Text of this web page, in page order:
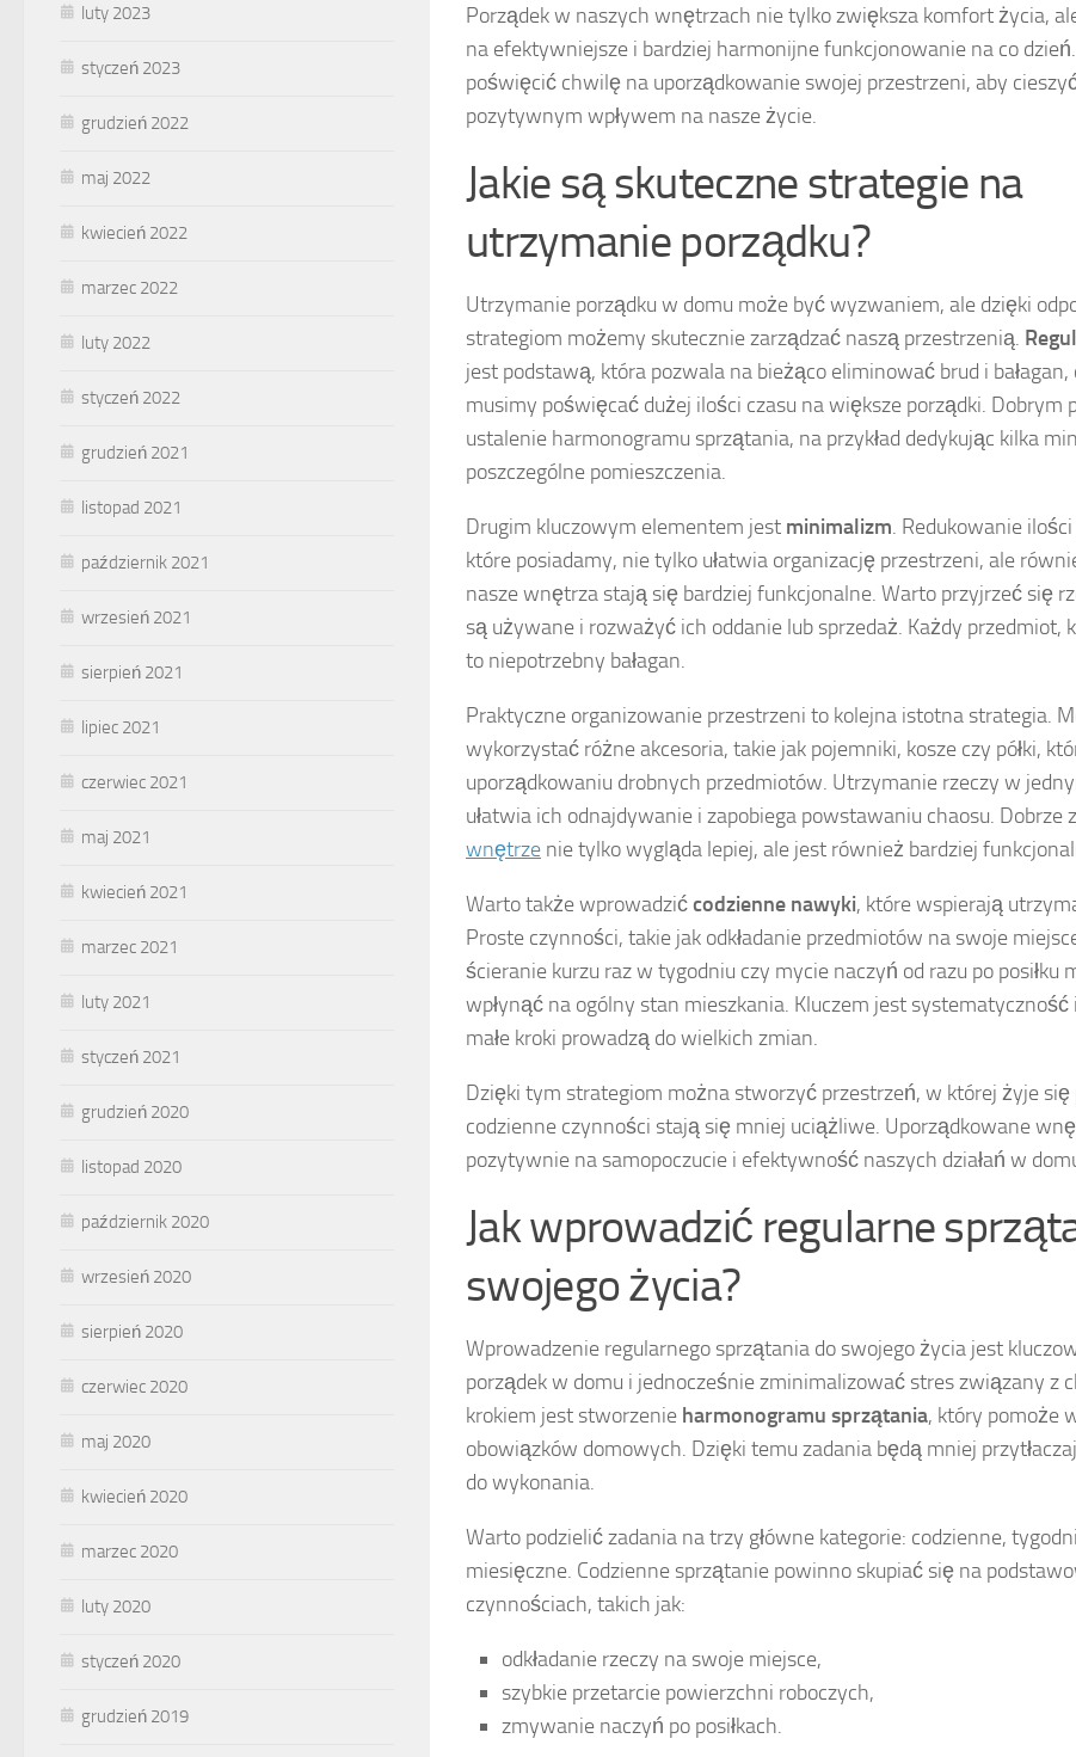
Porządek w naszych wnętrzach nie tylko zwiększa komfort życia,
na efektywniejsze i bardziej harmonijne funkcjonowanie na co
poświęcić chwilę na uporządkowanie swojej przestrzeni, aby
pozytywnym wpływem na nasze życie.
Jakie są skuteczne strategie na
utrzymanie porządku?
Utrzymanie porządku w domu może być wyzwaniem, ale dzięki
strategiom możemy skutecznie zarządzać naszą przestrzenią.
jest podstawą, która pozwala na bieżąco eliminować brud i
musimy poświęcać dużej ilości czasu na większe porządki. Dobrym
ustalenie harmonogramu sprzątania, na przykład dedykując kilka
poszczególne pomieszczenia.
Drugim kluczowym elementem jest minimalizm. Redukowanie
które posiadamy, nie tylko ułatwia organizację przestrzeni, ale
nasze wnętrza stają się bardziej funkcjonalne. Warto przyjrzeć się
są używane i rozważyć ich oddanie lub sprzedaż. Każdy przedmiot,
to niepotrzebny bałagan.
Praktyczne organizowanie przestrzeni to kolejna istotna strategia.
wykorzystać różne akcesoria, takie jak pojemniki, kosze czy półki,
uporządkowaniu drobnych przedmiotów. Utrzymanie rzeczy w
ułatwia ich odnajdywanie i zapobiega powstawaniu chaosu. Dobrze
wnętrze nie tylko wygląda lepiej, ale jest również bardziej
Warto także wprowadzićcodzienne nawyki, które wspierają
Proste czynności, takie jak odkładanie przedmiotów na swoje
ścieranie kurzu raz w tygodniu czy mycie naczyń od razu po posiłku
wpłynąć na ogólny stan mieszkania. Kluczem jest
małe kroki prowadzą do wielkich zmian.
Dzięki tym strategiom można stworzyć przestrzeń, w której żyje się
codzienne czynności stają się mniej uciążliwe. Uporządkowane
pozytywnie na samopoczucie i efektywność naszych działań w
Jak wprowadzić regularne
swojego życia?
Wprowadzenie regularnego sprzątania do swojego życia jest
porządek w domu i jednocześnie zminimalizować stres związany z
krokiem jest stworzenie harmonogramu sprzątania, który pomoże
obowiązków domowych. Dzięki temu zadania będą mniej
do wykonania.
Warto podzielić zadania na trzy główne kategorie: codzienne,
miesięczne. Codzienne sprzątanie powinno skupiać się na
czynnościach, takich jak:
odkładanie rzeczy na swoje miejsce,
szybkie przetarcie powierzchni roboczych,
zmywanie naczyń po posiłkach.
luty 2023
styczeń 2023
grudzień 2022
maj 2022
kwiecień 2022
marzec 2022
luty 2022
styczeń 2022
grudzień 2021
listopad 2021
październik 2021
wrzesień 2021
sierpień 2021
lipiec 2021
czerwiec 2021
maj 2021
kwiecień 2021
marzec 2021
luty 2021
styczeń 2021
grudzień 2020
listopad 2020
październik 2020
wrzesień 2020
sierpień 2020
czerwiec 2020
maj 2020
kwiecień 2020
marzec 2020
luty 2020
styczeń 2020
grudzień 2019